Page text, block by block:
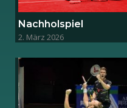
Nachholspiel
2. März 2026